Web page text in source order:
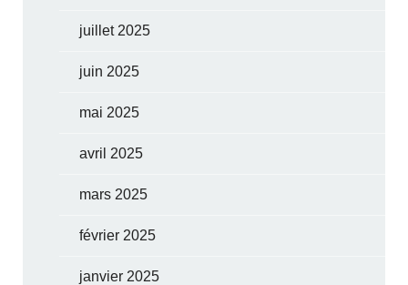
juillet 2025
juin 2025
mai 2025
avril 2025
mars 2025
février 2025
janvier 2025